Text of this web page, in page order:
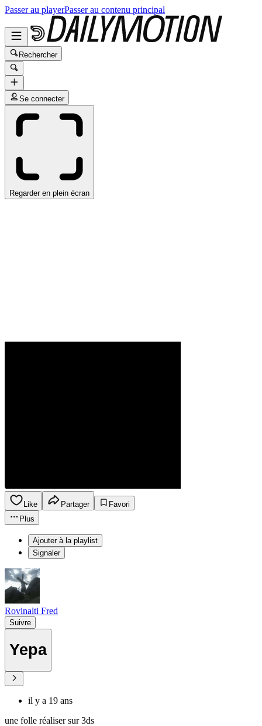
Passer au playerPasser au contenu principal
Rechercher
Se connecter
Regarder en plein écran
Like Partager
Favori
Plus
Ajouter à la playlist
Signaler
Rovinalti Fred
Suivre
Yepa
il y a 19 ans
une folle réaliser sur 3ds